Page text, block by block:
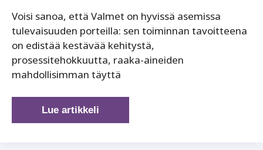
Voisi sanoa, että Valmet on hyvissä asemissa
tulevaisuuden porteilla: sen toiminnan tavoitteena
on edistää kestävää kehitystä,
prosessitehokkuutta, raaka-aineiden
mahdollisimman täyttä
Sellu
ja
Lue artikkeli